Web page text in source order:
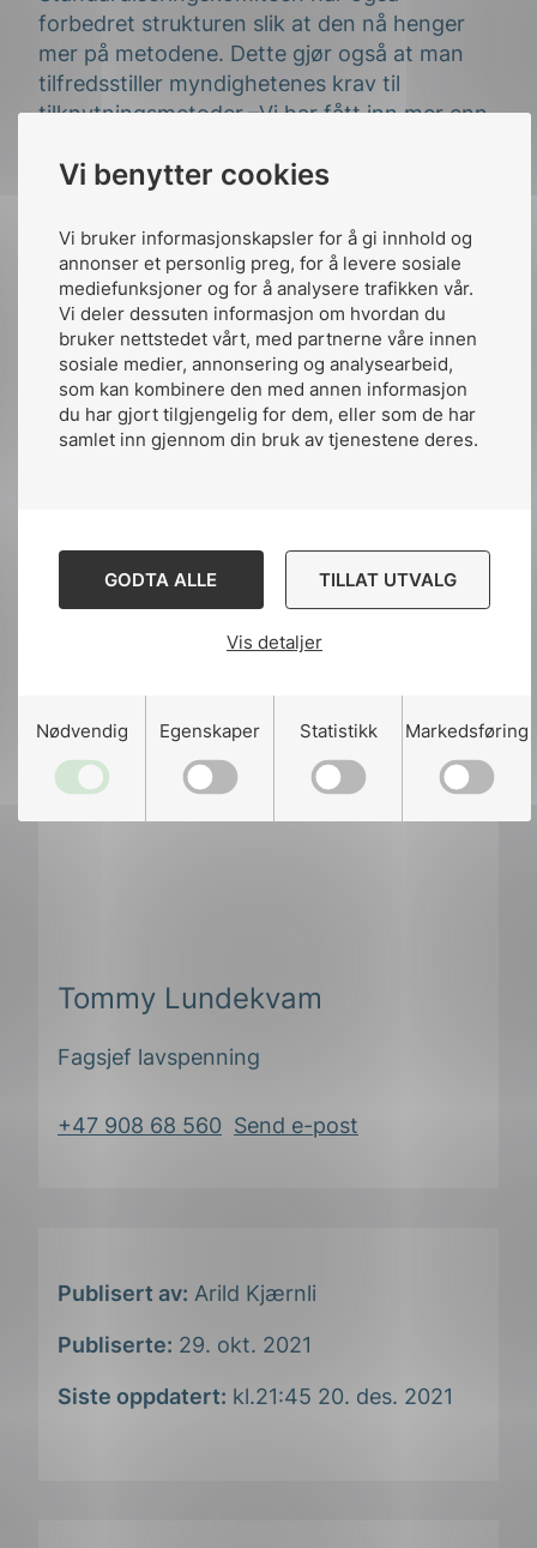
Vi benytter cookies
Vi bruker informasjonskapsler for å gi innhold og
annonser et personlig preg, for å levere sosiale
mediefunksjoner og for å analysere trafikken vår.
Vi deler dessuten informasjon om hvordan du
bruker nettstedet vårt, med partnerne våre innen
sosiale medier, annonsering og analysearbeid,
som kan kombinere den med annen informasjon
du har gjort tilgjengelig for dem, eller som de har
samlet inn gjennom din bruk av tjenestene deres.
GODTA ALLE TILLAT UTVALG
Vis detaljer
Nødvendig Egenskaper Statistikk Markedsføring
forbedret strukturen slik at den nå henger
mer på metodene. Dette gjør også at man
tilfredsstiller myndighetenes krav til
tilknytningsmetoder.–Vi har fått inn mer enn
svarene blir nå gått igjennom for å se hvilke
endelige utgaven på plass , avslutter Tommy
Lundekvam.
Under Elsikkerhetskonferansen 30.11 –
01.12.21 vil komiteleder Andre Indrearne fra
REN gå igjennom de endringene man kan
forvente i den ny utgaven av standarden når
den kommer våren 2022.
Tommy Lundekvam
Fagsjef lavspenning
+47 908 68 560 Send e-post
Publisert av: Arild Kjærnli
Publiserte: 29. okt. 2021
Siste oppdatert: kl.21:45 20. des. 2021